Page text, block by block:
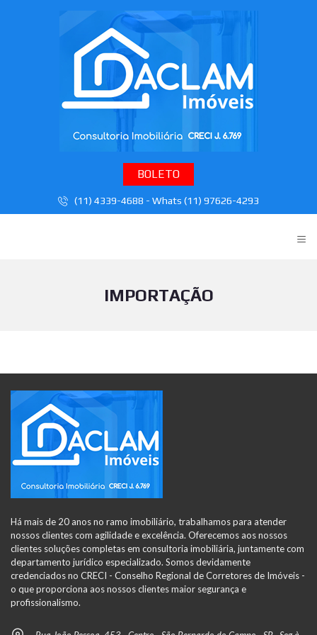
BOLETO
(11) 4339-4688 - Whats (11) 97626-4293
≡
IMPORTAÇÃO
Há mais de 20 anos no ramo imobiliário, trabalhamos para atender
nossos clientes com agilidade e excelência. Oferecemos aos nossos
clientes soluções completas em consultoria imobiliária, juntamente com
departamento jurídico especializado. Somos devidamente
credenciados no CRECI - Conselho Regional de Corretores de Imóveis -
o que proporciona aos nossos clientes maior segurança e
profissionalismo.